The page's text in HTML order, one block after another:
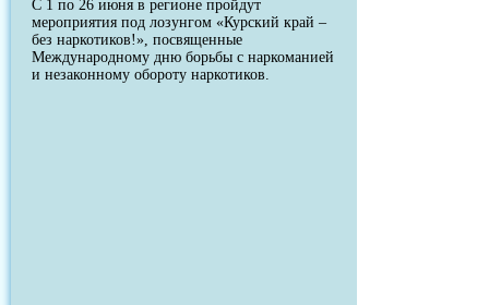
С 1 по 26 июня в регионе пройдут
мероприятия под лозунгом «Курский край –
без наркотиков!», посвященные
Международному дню борьбы с наркоманией
и незаконному обороту наркотиков.